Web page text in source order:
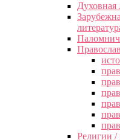
Духовная
Религии /